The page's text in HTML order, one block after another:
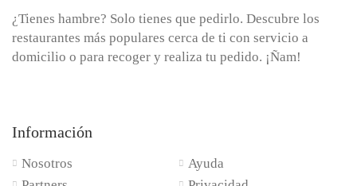
¿Tienes hambre? Solo tienes que pedirlo. Descubre los
restaurantes más populares cerca de ti con servicio a
domicilio o para recoger y realiza tu pedido. ¡Ñam!
Información
Nosotros
Ayuda